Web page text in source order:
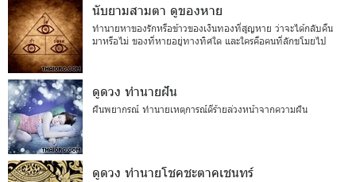
นับยามสามตา ดูของหาย
ทำนายหาของรักหรือข้าวของเงินทองที่สูญหาย ว่าจะได้กลับคืน
มาหรือไม่ ของที่หายอยู่ทางทิศใด และใครคือคนที่ลักขโมยไป
ดูดวง ทำนายฝัน
ฝันพยากรณ์ ทำนายเหตุการณ์ดีร้ายล่วงหน้าจากความฝัน
ดูดวง ทำนายโชคชะตาคเชนทร์